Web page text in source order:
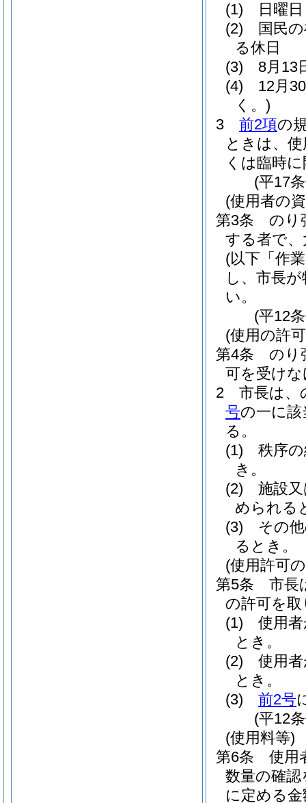
(1)
日曜日
(2)
国民
る休日
(3)
8月13
(4)
12月
く。)
3
前2項の
ときは、
くは臨時
(平17
(使用者の
第3条
のり
する者で
(以下「作
し、市長
い。
(平12
(使用の許
第4条
のり
可を受け
2
市長は、
号の一に
る。
(1)
秩序
き。
(2)
施設
められる
(3)
その
るとき。
(使用許可
第5条
市長
の許可を
(1)
使用
とき。
(2)
使用
とき。
(3)
前2号
(平12
(使用料等)
第6条
使用
数量の確認
に定める